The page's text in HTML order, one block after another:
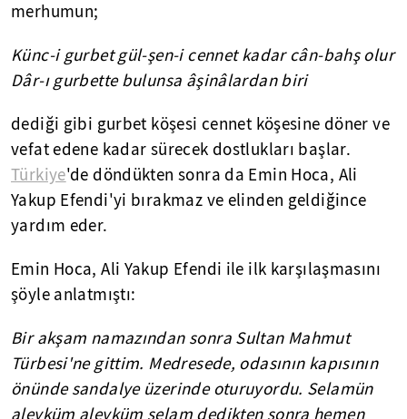
merhumun;
Künc-i gurbet gül-şen-i cennet kadar cân-bahş olur
Dâr-ı gurbette bulunsa âşinâlardan biri
dediği gibi gurbet köşesi cennet köşesine döner ve
vefat edene kadar sürecek dostlukları başlar.
Türkiye'de döndükten sonra da Emin Hoca, Ali
Yakup Efendi'yi bırakmaz ve elinden geldiğince
yardım eder.
Emin Hoca, Ali Yakup Efendi ile ilk karşılaşmasını
şöyle anlatmıştı:
Bir akşam namazından sonra Sultan Mahmut
Türbesi'ne gittim. Medresede, odasının kapısının
önünde sandalye üzerinde oturuyordu. Selamün
aleyküm aleyküm selam dedikten sonra hemen